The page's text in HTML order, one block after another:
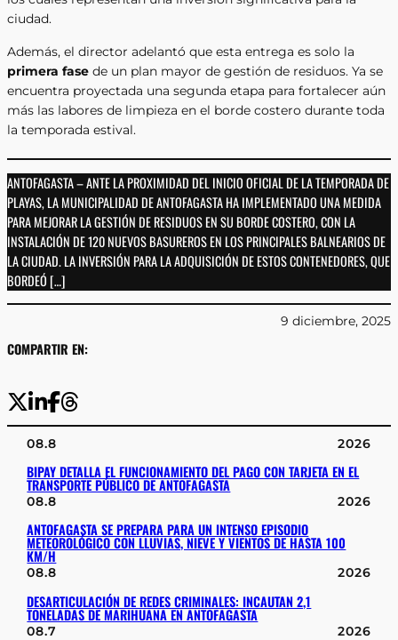
ciudad.
Además, el director adelantó que esta entrega es solo la
primera fase de un plan mayor de gestión de residuos. Ya se
encuentra proyectada una segunda etapa para fortalecer aún
más las labores de limpieza en el borde costero durante toda
la temporada estival.
ANTOFAGASTA – ANTE LA PROXIMIDAD DEL INICIO OFICIAL DE LA TEMPORADA DE
PLAYAS, LA MUNICIPALIDAD DE ANTOFAGASTA HA IMPLEMENTADO UNA MEDIDA
PARA MEJORAR LA GESTIÓN DE RESIDUOS EN SU BORDE COSTERO, CON LA
INSTALACIÓN DE 120 NUEVOS BASUREROS EN LOS PRINCIPALES BALNEARIOS DE
LA CIUDAD. LA INVERSIÓN PARA LA ADQUISICIÓN DE ESTOS CONTENEDORES, QUE
BORDEÓ […]
COMPARTIR EN:
9 diciembre, 2025
08.8 2026
BIPAY DETALLA EL FUNCIONAMIENTO DEL PAGO CON TARJETA EN EL
TRANSPORTE PÚBLICO DE ANTOFAGASTA
08.8 2026
ANTOFAGASTA SE PREPARA PARA UN INTENSO EPISODIO
METEOROLÓGICO CON LLUVIAS, NIEVE Y VIENTOS DE HASTA 100
KM/H
08.8 2026
DESARTICULACIÓN DE REDES CRIMINALES: INCAUTAN 2,1
TONELADAS DE MARIHUANA EN ANTOFAGASTA
08.7 2026